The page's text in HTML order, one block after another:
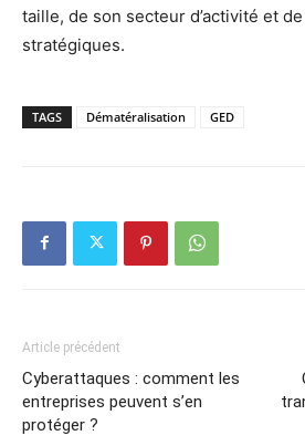
taille, de son secteur d’activité et
stratégiques.
TAGS Dématéralisation GED
Article précédent
Cyberattaques : comment les
entreprises peuvent s’en
protéger ?